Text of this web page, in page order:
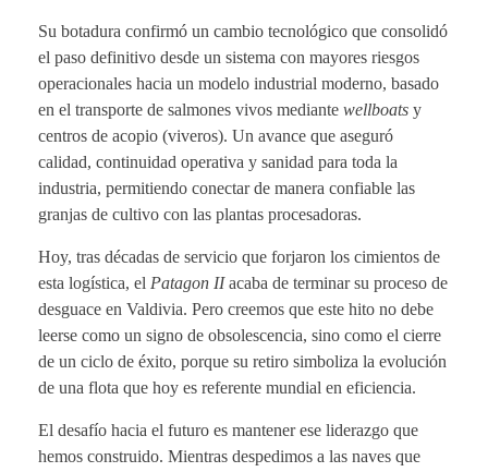
Su botadura confirmó un cambio tecnológico que consolidó
el paso definitivo desde un sistema con mayores riesgos
operacionales hacia un modelo industrial moderno, basado
en el transporte de salmones vivos mediante wellboats y
centros de acopio (viveros). Un avance que aseguró
calidad, continuidad operativa y sanidad para toda la
industria, permitiendo conectar de manera confiable las
granjas de cultivo con las plantas procesadoras.
Hoy, tras décadas de servicio que forjaron los cimientos de
esta logística, el Patagon IIacaba de terminar su proceso de
desguace en Valdivia. Pero creemos que este hito no debe
leerse como un signo de obsolescencia, sino como el cierre
de un ciclo de éxito, porque su retiro simboliza la evolución
de una flota que hoy es referente mundial en eficiencia.
El desafío hacia el futuro es mantener ese liderazgo que
hemos construido. Mientras despedimos a las naves que